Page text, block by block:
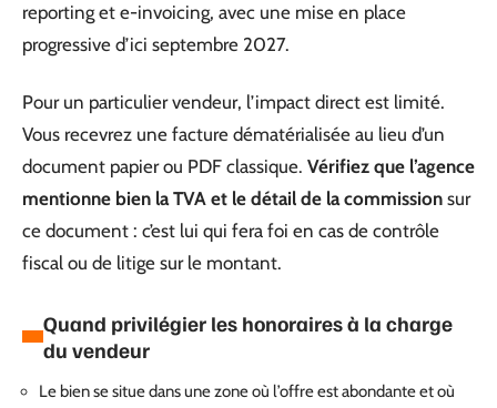
reporting et e-invoicing, avec une mise en place
progressive d’ici septembre 2027.
Pour un particulier vendeur, l’impact direct est limité.
Vous recevrez une facture dématérialisée au lieu d’un
document papier ou PDF classique. Vérifiez que l’agence
mentionne bien la TVA et le détail de la commission sur
ce document : c’est lui qui fera foi en cas de contrôle
fiscal ou de litige sur le montant.
Quand privilégier les honoraires à la charge
du vendeur
Le bien se situe dans une zone où l’offre est abondante et où